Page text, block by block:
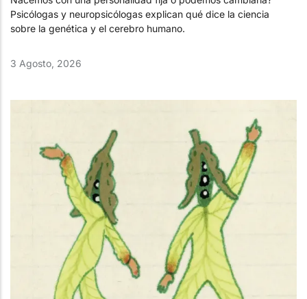
Psicólogas y neuropsicólogas explican qué dice la ciencia
sobre la genética y el cerebro humano.
3 Agosto, 2026